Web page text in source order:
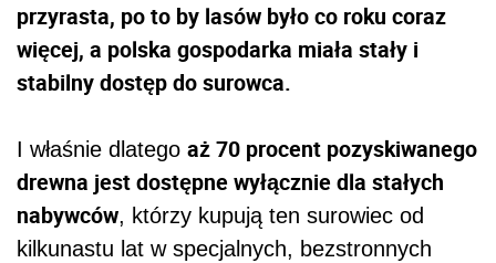
przyrasta, po to by lasów było co roku coraz
więcej, a polska gospodarka miała stały i
stabilny dostęp do surowca.
I właśnie dlatego aż 70 procent pozyskiwanego
drewna jest dostępne wyłącznie dla stałych
nabywców, którzy kupują ten surowiec od
kilkunastu lat w specjalnych, bezstronnych